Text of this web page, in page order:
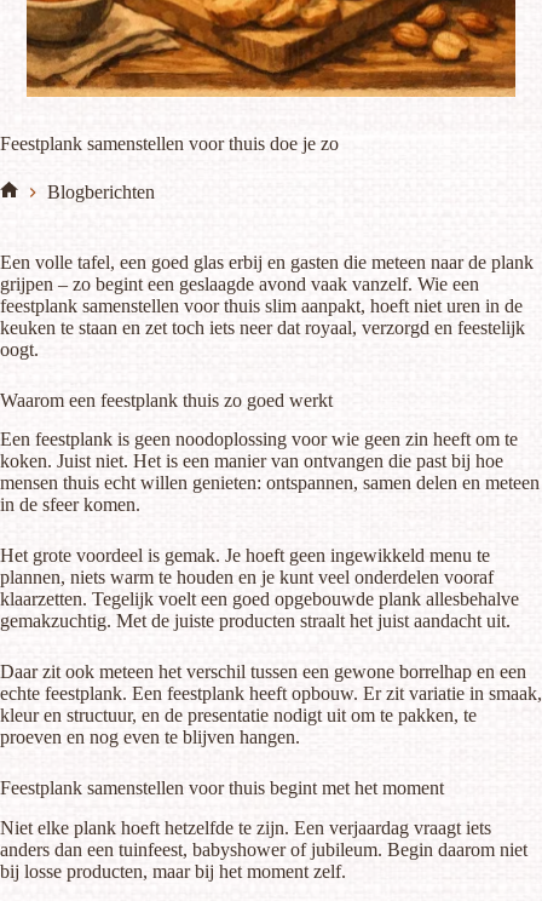
Feestplank samenstellen voor thuis doe je zo
Blogberichten
Een volle tafel, een goed glas erbij en gasten die meteen naar de plank
grijpen – zo begint een geslaagde avond vaak vanzelf. Wie een
feestplank samenstellen voor thuis slim aanpakt, hoeft niet uren in de
keuken te staan en zet toch iets neer dat royaal, verzorgd en feestelijk
oogt.
Waarom een feestplank thuis zo goed werkt
Een feestplank is geen noodoplossing voor wie geen zin heeft om te
koken. Juist niet. Het is een manier van ontvangen die past bij hoe
mensen thuis echt willen genieten: ontspannen, samen delen en meteen
in de sfeer komen.
Het grote voordeel is gemak. Je hoeft geen ingewikkeld menu te
plannen, niets warm te houden en je kunt veel onderdelen vooraf
klaarzetten. Tegelijk voelt een goed opgebouwde plank allesbehalve
gemakzuchtig. Met de juiste producten straalt het juist aandacht uit.
Daar zit ook meteen het verschil tussen een gewone borrelhap en een
echte feestplank. Een feestplank heeft opbouw. Er zit variatie in smaak,
kleur en structuur, en de presentatie nodigt uit om te pakken, te
proeven en nog even te blijven hangen.
Feestplank samenstellen voor thuis begint met het moment
Niet elke plank hoeft hetzelfde te zijn. Een verjaardag vraagt iets
anders dan een tuinfeest, babyshower of jubileum. Begin daarom niet
bij losse producten, maar bij het moment zelf.